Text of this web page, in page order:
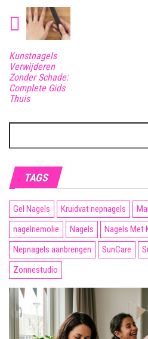
Kunstnagels
Verwijderen
Zonder Schade:
Complete Gids
Thuis
naar:
TAGS
Gel Nagels Kruidvat nepnagels
nagelriemolie
Nagels Nagels Met
Nepnagels aanbrengen
SunCare
Zonnestudio